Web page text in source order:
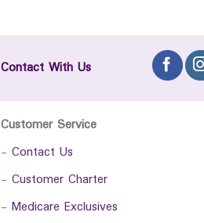
Contact With Us
Customer Service
- Contact Us
- Customer Charter
- Medicare Exclusives